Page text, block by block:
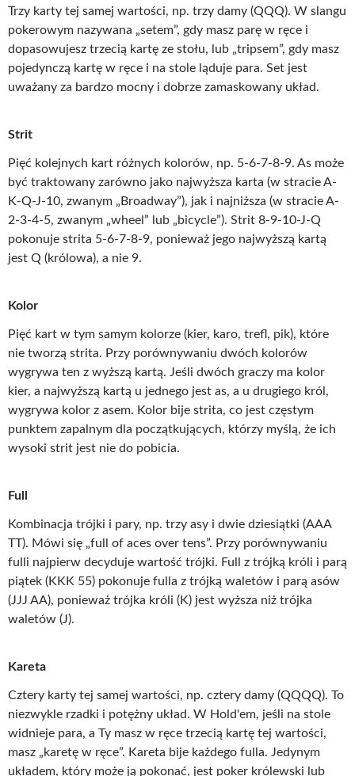
Trzy karty tej samej wartości, np. trzy damy (QQQ). W slangu
pokerowym nazywana „setem”, gdy masz parę w ręce i
dopasowujesz trzecią kartę ze stołu, lub „tripsem”, gdy masz
pojedynczą kartę w ręce i na stole ląduje para. Set jest
uważany za bardzo mocny i dobrze zamaskowany układ.
Strit
Pięć kolejnych kart różnych kolorów, np. 5-6-7-8-9. As może
być traktowany zarówno jako najwyższa karta (w stracie A-
K-Q-J-10, zwanym „Broadway”), jak i najniższa (w stracie A-
2-3-4-5, zwanym „wheel” lub „bicycle”). Strit 8-9-10-J-Q
pokonuje strita 5-6-7-8-9, ponieważ jego najwyższą kartą
jest Q (królowa), a nie 9.
Kolor
Pięć kart w tym samym kolorze (kier, karo, trefl, pik), które
nie tworzą strita. Przy porównywaniu dwóch kolorów
wygrywa ten z wyższą kartą. Jeśli dwóch graczy ma kolor
kier, a najwyższą kartą u jednego jest as, a u drugiego król,
wygrywa kolor z asem. Kolor bije strita, co jest częstym
punktem zapalnym dla początkujących, którzy myślą, że ich
wysoki strit jest nie do pobicia.
Full
Kombinacja trójki i pary, np. trzy asy i dwie dziesiątki (AAA
TT). Mówi się „full of aces over tens”. Przy porównywaniu
fulli najpierw decyduje wartość trójki. Full z trójką króli i parą
piątek (KKK 55) pokonuje fulla z trójką waletów i parą asów
(JJJ AA), ponieważ trójka króli (K) jest wyższa niż trójka
waletów (J).
Kareta
Cztery karty tej samej wartości, np. cztery damy (QQQQ). To
niezwykle rzadki i potężny układ. W Hold'em, jeśli na stole
widnieje para, a Ty masz w ręce trzecią kartę tej wartości,
masz „karetę w ręce”. Kareta bije każdego fulla. Jedynym
układem, który może ją pokonać, jest poker królewski lub